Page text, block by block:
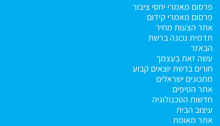
פרסום מאמרי יחסי ציבור
פרסום מאמרי קידום
אתר הצעות מחיר
תדמית נכונה ברשת
הבאזר
עשה זאת בעצמך
חורים ברשת יוצאים קבוע
מתכונים ישראלים
אתר הטיפים
חדשות הטכנולוגיה
עיצוב הבית
אתר מאומת